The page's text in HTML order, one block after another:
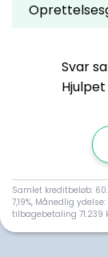
Svar
Samlet kreditbeløb:
7,19%, Månedlig
tilbagebetaling 71.239